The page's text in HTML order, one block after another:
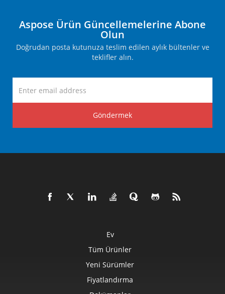
Aspose Ürün Güncellemelerine Abone
Olun
Doğrudan posta kutunuza teslim edilen aylık bültenler ve
teklifler alın.
Göndermek
Ev
Tüm Ürünler
Yeni Sürümler
Fiyatlandırma